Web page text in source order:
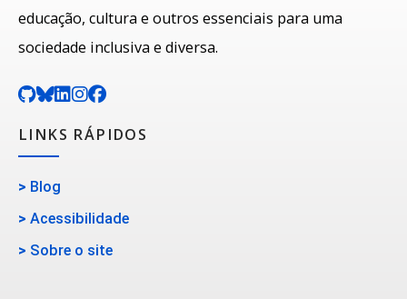
educação, cultura e outros essenciais para uma
sociedade inclusiva e diversa.
LINKS RÁPIDOS
> Blog
> Acessibilidade
> Sobre o site